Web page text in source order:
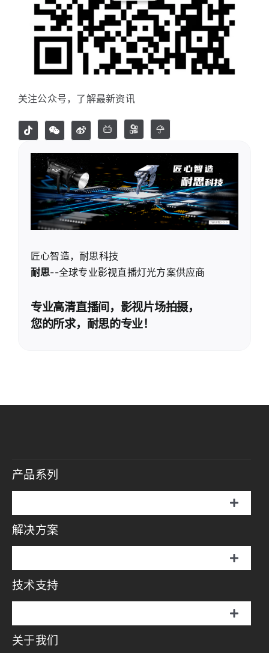
匠心智造，耐思科技
耐思--全球专业影视直播灯光方案供应商
专业高清直播间，影视片场拍摄，
您的所求，耐思的专业！
关注公众号，了解最新资讯
产品系列
切
航
伞罩灯
说明书
解决方案
切
航
摄影方案
影视方案
技术支持
切
伞罩灯
关于我们